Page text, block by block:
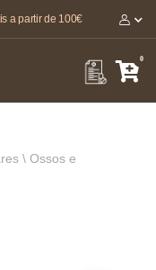
a partir de 100€
0
\ Ossos e